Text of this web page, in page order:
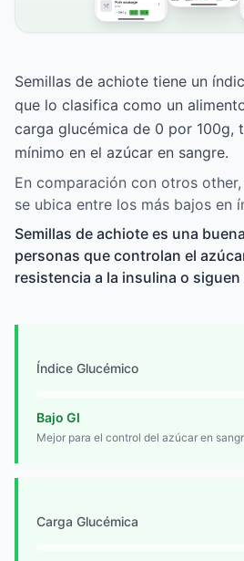
Semillas de achiote tiene un
que lo clasifica como un
carga glucémica de 0 por 100g,
mínimo en el azúcar en sangre.
En comparación con otros
se ubica entre los más bajos en
Semillas de achiote es una
personas que controlan el
resistencia a la insulina o
Índice Glucémico
Bajo GI
Mejor para el control del azúcar en
Carga Glucémica